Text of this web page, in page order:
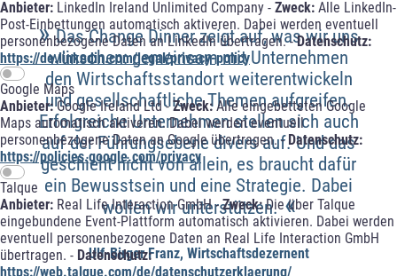
Anbieter: LinkedIn Ireland Unlimited Company - Zweck: Alle LinkedIn-
Post-Einbettungen automatisch aktiveren. Dabei werden eventuell
personenbezogene Daten an LinkedIn übertragen. -Datenschutz:
https://de.linkedin.com/legal/privacy-policy
Google Maps
Anbieter:Google Ireland Ltd -Zweck:Alle eingebetteten Google
Maps automatisch aktiveren. Dabei werden eventuell
personenbezogene Daten an Google übertragen. - Datenschutz:
https://policies.google.com/privacy
Talque
Anbieter: Real Life Interaction GmbH -Zweck:Die über Talque
eingebundene Event-Plattform automatisch aktivieren. Dabei werden
eventuell personenbezogene Daten an Real Life Interaction GmbH
übertragen. - Datenschutz:
https://web.talque.com/de/datenschutzerklaerung/
»Das Change Dinner zeigt auf, was wir uns
wünschen: gemeinsam mit Unternehmen
den Wirtschaftsstandort weiterentwickeln
und gesellschaftliche Themen aufgreifen.
Erfolgreiche Unternehmen stellen sich auch
auf der Führungsebene divers auf. Und das
geschieht nicht von allein, es braucht dafür
ein Bewusstsein und eine Strategie. Dabei
wollen wir unterstützen.«
Ulf-Birger Franz, Wirtschaftsdezernent